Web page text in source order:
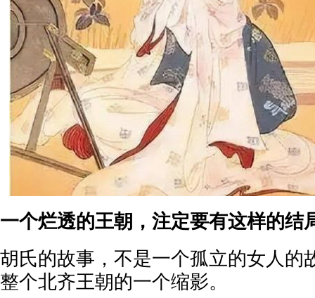
一个烂透的王朝，注定要有这样的结
胡氏的故事，不是一个孤立的女人的
整个北齐王朝的一个缩影。